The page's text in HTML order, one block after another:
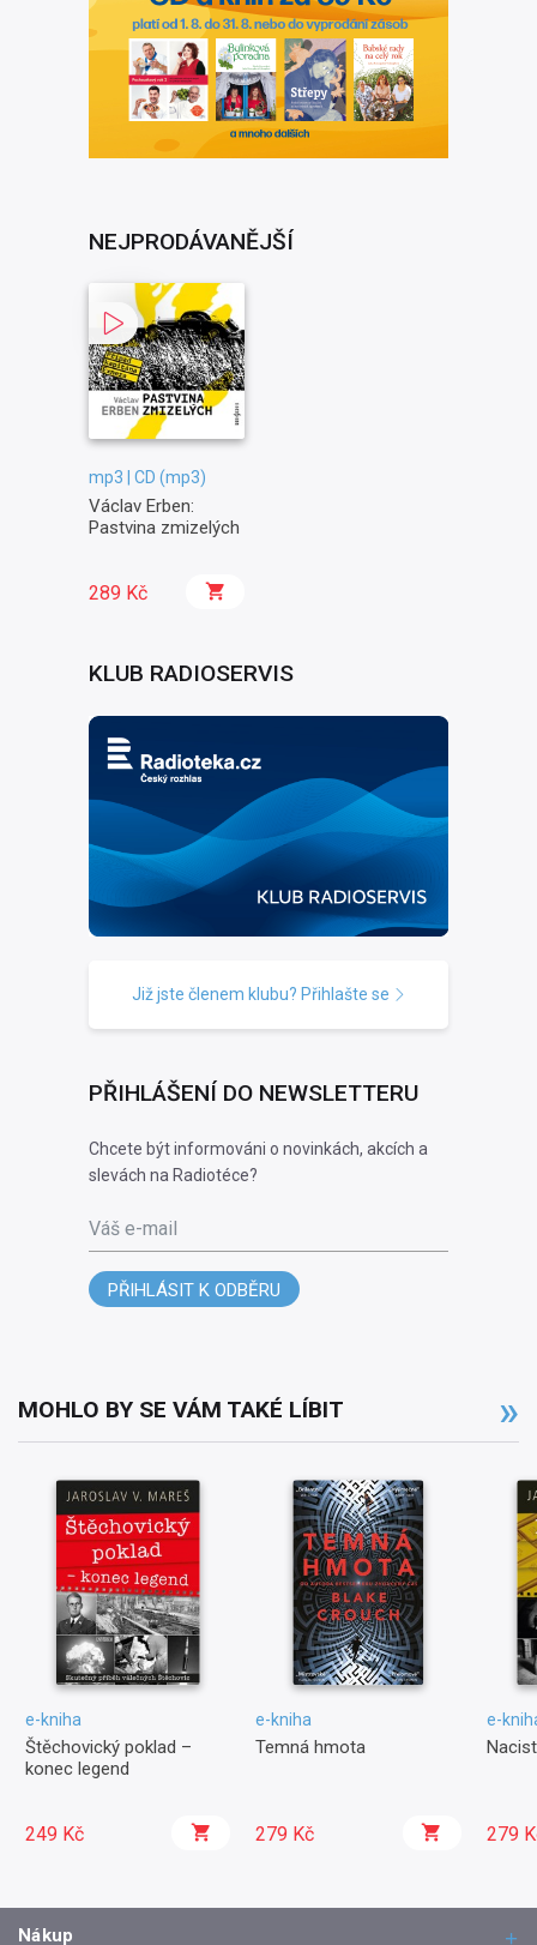
NEJPRODÁVANĚJŠÍ
mp3 | CD (mp3)
Václav Erben:
Pastvina zmizelých
289 Kč
KLUB RADIOSERVIS
Již jste členem klubu? Přihlašte se
PŘIHLÁŠENÍ DO NEWSLETTERU
Chcete být informováni o novinkách, akcích a
slevách na Radiotéce?
Váš e-mail
PŘIHLÁSIT K ODBĚRU
MOHLO BY SE VÁM TAKÉ LÍBIT
e-kniha
Štěchovický poklad –
konec legend
249 Kč
e-kniha
Temná hmota
279 Kč
e-
279
Nákup